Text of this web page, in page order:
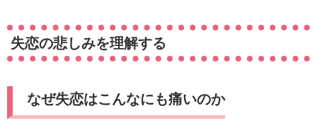
失恋の悲しみを理解する
なぜ失恋はこんなにも痛いのか